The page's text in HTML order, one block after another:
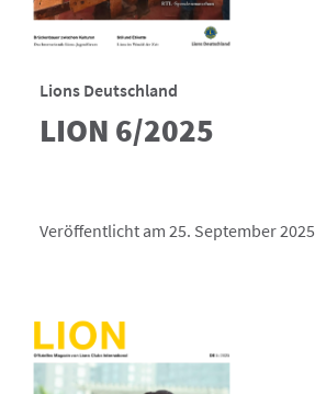
Lions Deutschland
LION 6/2025
Veröffentlicht am 25. September 2025